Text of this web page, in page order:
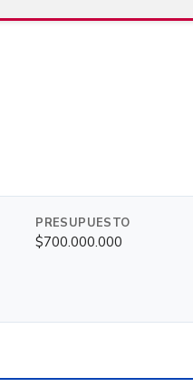
PRESUPUESTO
$700.000.000